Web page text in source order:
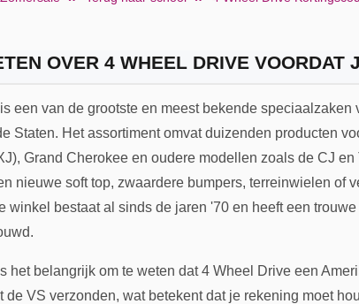
OVER 4 WHEEL DRIVE VOORDAT
een van de grootste en meest bekende speciaalzaken
Staten. Het assortiment omvat duizenden producten
Grand Cherokee en oudere modellen zoals de CJ
nieuwe soft top, zwaardere bumpers, terreinwielen of
winkel bestaat al sinds de jaren '70 en heeft een
het belangrijk om te weten dat 4 Wheel Drive een
de VS verzonden, wat betekent dat je rekening moet